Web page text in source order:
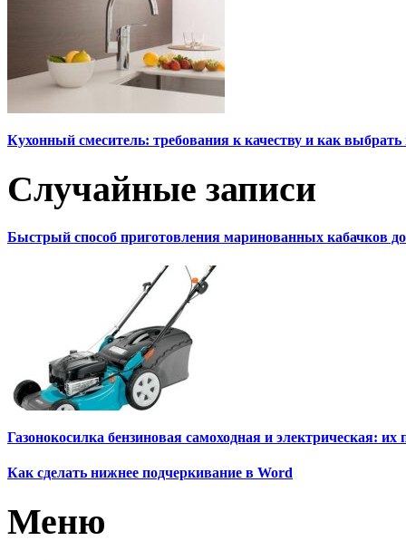
Кухонный смеситель: требования к качеству и как
Случайные записи
Быстрый способ приготовления маринованных кабачков
Газонокосилка бензиновая самоходная и электрическая:
Как сделать нижнее подчеркивание в Word
Меню